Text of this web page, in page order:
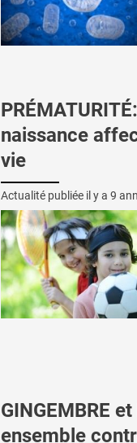
naissance
vie
Actualité publiée il y a 9
GINGEMBRE
ensemble